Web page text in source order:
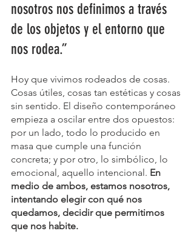
nosotros nos definimos a través
de los objetos y el entorno que
nos rodea.”
Hoy que vivimos rodeados de cosas.
Cosas útiles, cosas tan estéticas y cosas
sin sentido. El diseño contemporáneo
empieza a oscilar entre dos opuestos:
por un lado, todo lo producido en
masa que cumple una función
concreta; y por otro, lo simbólico, lo
emocional, aquello intencional. En
medio de ambos, estamos nosotros,
intentando elegir con qué nos
quedamos, decidir que permitimos
que nos habite.